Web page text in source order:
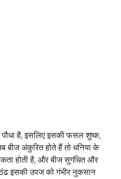
पौधा है, इसलिए इसकी फसल शुष्क,
बीज अंकुरित होते हैं तो धनिया के
होती है, और बीज सुगंधित और
इसकी उपज को गंभीर नुकसान